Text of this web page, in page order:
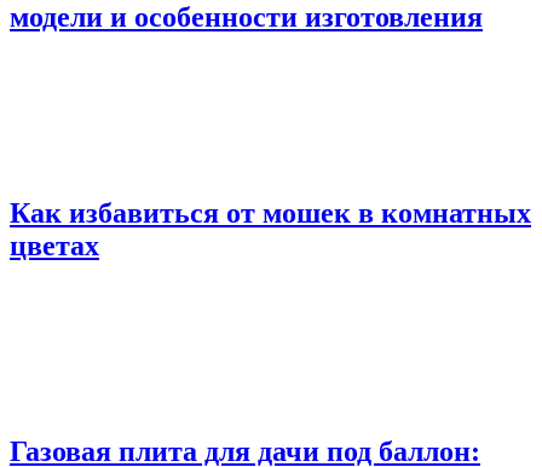
модели и особенности изготовления
Как избавиться от мошек в комнатных
цветах
Газовая плита для дачи под баллон: